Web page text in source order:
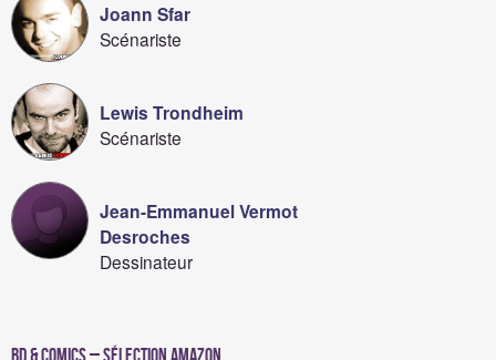
Joann Sfar
Scénariste
Lewis Trondheim
Scénariste
Jean-Emmanuel Vermot
Desroches
Dessinateur